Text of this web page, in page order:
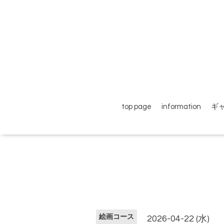
top page information ギ
絵画コース 2026-04-22 (水)